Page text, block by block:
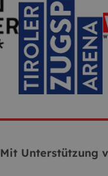
Mit Unterstützung